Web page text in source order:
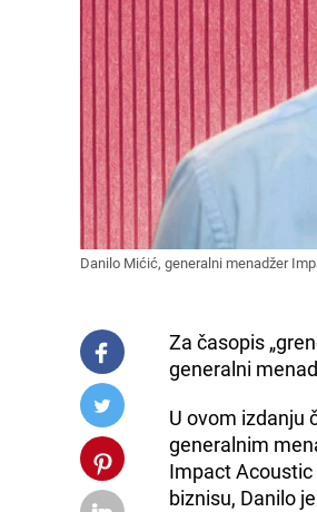
Danilo Mićić, generalni menadžer
Za časopis
generalni
U ovom izdanju
generalnim
Impact
biznisu, Danilo